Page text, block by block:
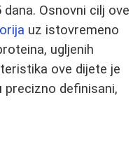
Osnovni cilj ove
uz istovremeno
ugljenih
ove dijete je
definisani,